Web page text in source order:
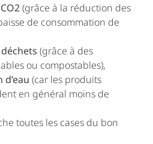
(grâce à la réduction des
de consommation de
(grâce à des
ou compostables),
(car les produits
en général moins de
toutes les cases du bon